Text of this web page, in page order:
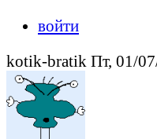
войти
kotik-bratik Пт, 01/